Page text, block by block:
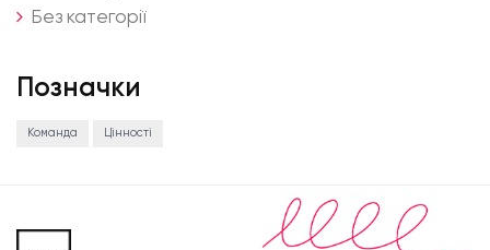
Без категорії
Позначки
Команда Цінності